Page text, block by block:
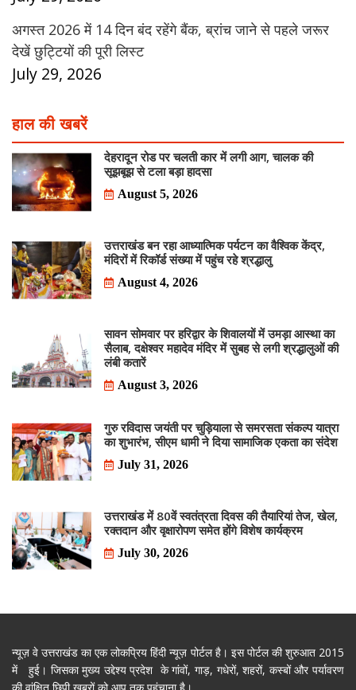
अगस्त 2026 में 14 दिन बंद रहेंगे बैंक, ब्रांच जाने से पहले जरूर
देखें छुट्टियों की पूरी लिस्ट
July 29, 2026
हाल की खबरें
देहरादून रोड पर चलती कार में लगी आग, चालक की
सूझबूझ से टला बड़ा हादसा
August 5, 2026
उत्तराखंड बन रहा आध्यात्मिक पर्यटन का वैश्विक केंद्र,
मंदिरों में रिकॉर्ड संख्या में पहुंच रहे श्रद्धालु
August 4, 2026
सावन सोमवार पर हरिद्वार के शिवालयों में उमड़ा आस्था का
सैलाब, दक्षेश्वर महादेव मंदिर में सुबह से लगी श्रद्धालुओं की
लंबी कतारें
August 3, 2026
गुरु रविदास जयंती पर चुड़ियाला से समरसता संकल्प यात्रा
का शुभारंभ, सीएम धामी ने दिया सामाजिक एकता का संदेश
July 31, 2026
उत्तराखंड में 80वें स्वतंत्रता दिवस की तैयारियां तेज, खेल,
रक्तदान और वृक्षारोपण समेत होंगे विशेष कार्यक्रम
July 30, 2026
न्यूज़ वे उत्तराखंड का एक लोकप्रिय हिंदी न्यूज़ पोर्टल है। इस पोर्टल की शुरुआत 2015
में हुई। जिसका मुख्य उद्देश्य प्रदेश के गांवों, गाड़, गधेरों, शहरों, कस्बों और पर्यावरण